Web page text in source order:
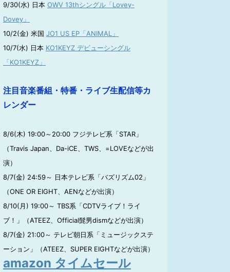
9/30(水) 日本 OWV 13thシングル「Lovey-
Dovey」
10/2(金) 米国 JO1 US EP「ANIMAL」
10/7(水) 日本 KO1KEYZ デビューシングル
「KO1KEYZ」
注目音楽番組・特番・ライブ生配信等カ
レンダー
8/6(木) 19:00～20:00 フジテレビ系「STAR」
（Travis Japan、Da-iCE、TWS、=LOVEなどが出
演）
8/7(金) 24:59～ 日本テレビ系「バズリズム02」
（ONE OR EIGHT、AENなどが出演）
8/10(月) 19:00～ TBS系「CDTVライブ！ライ
ブ！」（ATEEZ、Official髭男dismなどが出演）
8/7(金) 21:00～ テレビ朝日系「ミュージックステ
ーション」（ATEEZ、SUPER EIGHTなどが出演）
amazon タイムセール